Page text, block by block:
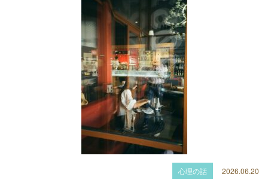
心理の話 2026.06.20